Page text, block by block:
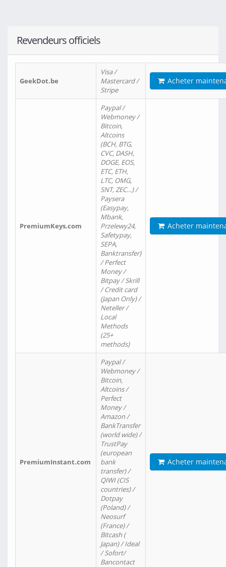
Revendeurs officiels
GeekDot.be
Visa /
Mastercard /
Stripe
Acheter
PremiumKeys.com
Paypal /
Webmoney /
Bitcoin,
Altcoins
(BCH, BTG,
CVC, DASH,
DOGE, EOS,
ETC, ETH,
LTC, OMG,
SNT, ZEC…) /
Paysera
(Easypay,
Mbank,
Przelewy24,
Safetypay,
SEPA,
Banktransfer)
/ Perfect
Money /
Bitpay / Skrill
/ Credit card
(Japan Only) /
Neteller /
Local
Methods
(25+
methods)
Acheter
PremiumInstant.com
Paypal /
Webmoney /
Bitcoin,
Altcoins /
Perfect
Money /
Amazon /
BankTransfer
(world wide) /
TrustPay
(european
bank
transfer) /
QIWI (CIS
countries) /
Dotpay
(Poland) /
Neosurf
(France) /
Bitcash (
Japan) / Ideal
/ Sofort/
Bancontact
Acheter